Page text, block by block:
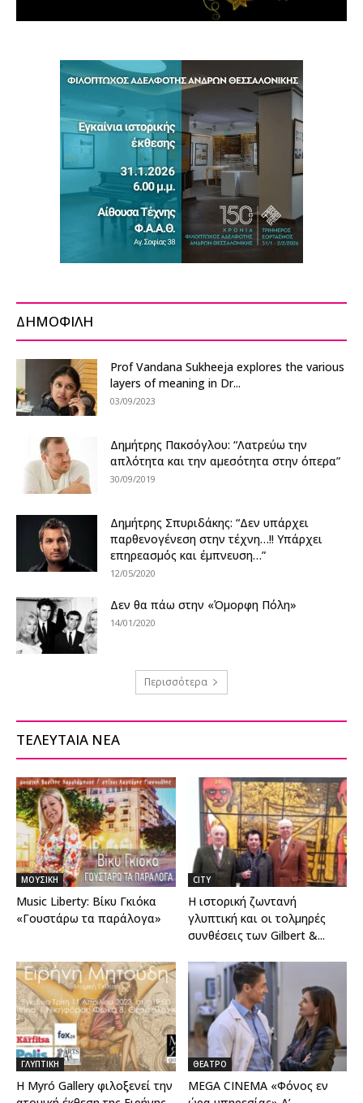
ΔΗΜΟΦΙΛΗ
Prof Vandana Sukheeja explores the various
layers of meaning in Dr...
03/09/2023
Δημήτρης Πακσόγλου: “Λατρεύω την
απλότητα και την αμεσότητα στην όπερα”
30/09/2019
Δημήτρης Σπυριδάκης: “Δεν υπάρχει
παρθενογένεση στην τέχνη…!! Υπάρχει
επηρεασμός και έμπνευση…”
12/05/2020
Δεν θα πάω στην «Όμορφη Πόλη»
14/01/2020
Περισσότερα
ΤΕΛΕΥΤΑΙΑ ΝΕΑ
ΜΟΥΣΙΚΗ
Music Liberty: Βίκυ Γκιόκα
«Γουστάρω τα παράλογα»
CITY
H ιστορική ζωντανή
γλυπτική και οι τολμηρές
συνθέσεις των Gilbert &...
ΓΛΥΠΤΙΚΗ
Η Myró Gallery φιλοξενεί την
ΘΕΑΤΡΟ
MEGA CINEMA «Φόνος εν